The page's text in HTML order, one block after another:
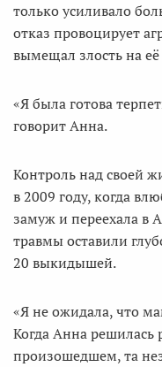
только усиливало
отказ провоцирует
вымещал злость на
«Я была готова
говорит Анна.
Контроль над своей
в 2009 году, когда
замуж и переехала в
травмы оставили
20 выкидышей.
«Я не ожидала, что
Когда Анна решилась
произошедшем, та